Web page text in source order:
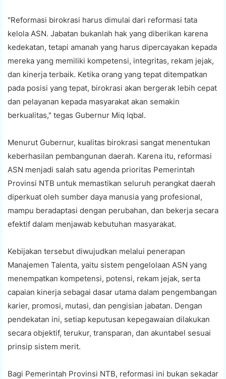
"Reformasi birokrasi harus dimulai dari reformasi tata
kelola ASN. Jabatan bukanlah hak yang diberikan karena
kedekatan, tetapi amanah yang harus dipercayakan kepada
mereka yang memiliki kompetensi, integritas, rekam jejak,
dan kinerja terbaik. Ketika orang yang tepat ditempatkan
pada posisi yang tepat, birokrasi akan bergerak lebih cepat
dan pelayanan kepada masyarakat akan semakin
berkualitas," tegas Gubernur Miq Iqbal.
Menurut Gubernur, kualitas birokrasi sangat menentukan
keberhasilan pembangunan daerah. Karena itu, reformasi
ASN menjadi salah satu agenda prioritas Pemerintah
Provinsi NTB untuk memastikan seluruh perangkat daerah
diperkuat oleh sumber daya manusia yang profesional,
mampu beradaptasi dengan perubahan, dan bekerja secara
efektif dalam menjawab kebutuhan masyarakat.
Kebijakan tersebut diwujudkan melalui penerapan
Manajemen Talenta, yaitu sistem pengelolaan ASN yang
menempatkan kompetensi, potensi, rekam jejak, serta
capaian kinerja sebagai dasar utama dalam pengembangan
karier, promosi, mutasi, dan pengisian jabatan. Dengan
pendekatan ini, setiap keputusan kepegawaian dilakukan
secara objektif, terukur, transparan, dan akuntabel sesuai
prinsip sistem merit.
Bagi Pemerintah Provinsi NTB, reformasi ini bukan sekadar